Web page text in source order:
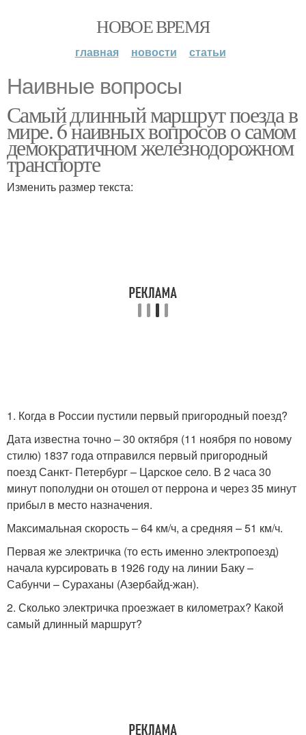
НОВОЕ ВРЕМЯ
главная новости статьи
Наивные вопросы
Самый длинный маршрут поезда в
мире. 6 наивных вопросов о самом
демократичном железнодорожном
транспорте
Изменить размер текста:
1. Когда в России пустили первый пригородный поезд?
Дата известна точно – 30 октября (11 ноября по новому
стилю) 1837 года отправился первый пригородный
поезд Санкт- Петербург – Царское село. В 2 часа 30
минут пополудни он отошел от перрона и через 35 минут
прибыл в место назначения.
Максимальная скорость – 64 км/ч, а средняя – 51 км/ч.
Первая же электричка (то есть именно электропоезд)
начала курсировать в 1926 году на линии Баку –
Сабунчи – Сураханы (Азербайд-жан).
2. Сколько электричка проезжает в километрах? Какой
самый длинный маршрут?